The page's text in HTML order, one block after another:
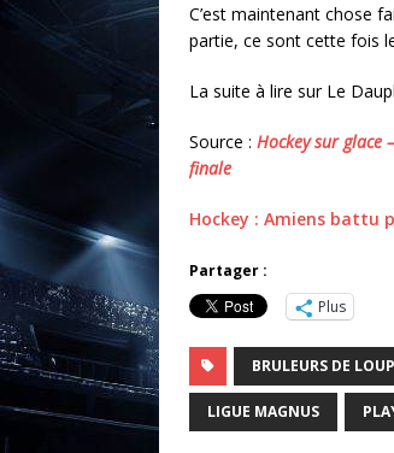
C’est maintenant chose
partie, ce sont cette fois
La suite à lire sur Le
Source : Hockey sur glace
finale
Hockey : Amiens battu
Partager :
Plus
BRULEURS DE
LIGUE MAGNUS